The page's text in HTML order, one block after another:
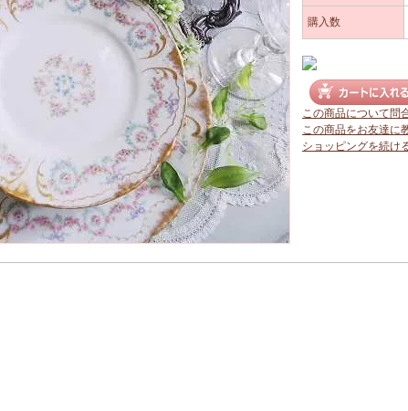
購入数
この商品について問
この商品をお友達に
ショッピングを続け